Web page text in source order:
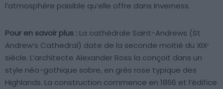
l’atmosphère paisible qu’elle offre dans Inverness.
Pour en savoir plus : La cathédrale Saint-Andrews (St
Andrew’s Cathedral) date de la seconde moitié du XIXᵉ
siècle. L’architecte Alexander Ross la conçoit dans un
style néo-gothique sobre, en grès rose typique des
Highlands. La construction commence en 1866 et l’édifice